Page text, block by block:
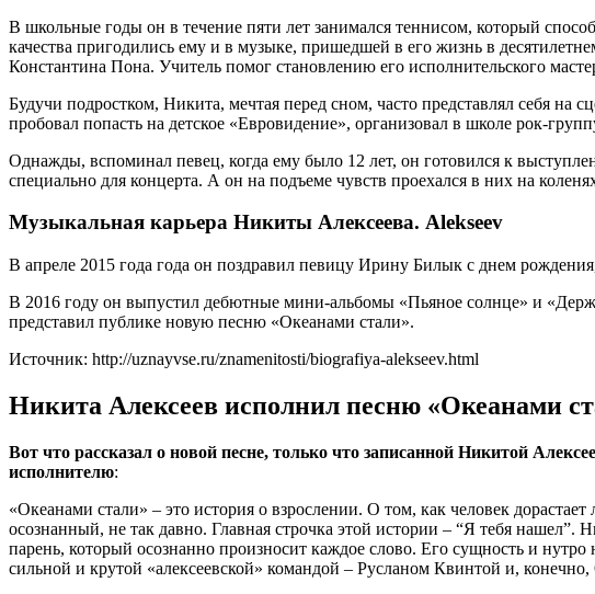
В школьные годы он в течение пяти лет занимался теннисом, который
качества пригодились ему и в музыке, пришедшей в его жизнь в
Константина Пона. Учитель помог становлению его исполнительского
Будучи подростком, Никита, мечтая перед сном, часто представлял себя
пробовал попасть на детское «Евровидение», организовал в школе рок-
Однажды, вспоминал певец, когда ему было 12 лет, он готовился к
специально для концерта. А он на подъеме чувств проехался в них на
Музыкальная карьера Никиты Алексеева. Alekseev
В апреле 2015 года года он поздравил певицу Ирину Билык с днем
В 2016 году он выпустил дебютные мини-альбомы «Пьяное солнце» и
представил публике новую песню «Океанами стали».
Источник: http://uznayvse.ru/znamenitosti/biografiya-alekseev.html
Никита Алексеев исполнил песню «Океанами
Вот что рассказал о новой песне, только что записанной Никитой
исполнителю:
«Океанами стали» – это история о взрослении. О том, как человек
осознанный, не так давно. Главная строчка этой истории – “Я тебя
парень, который осознанно произносит каждое слово. Его сущность и
сильной и крутой «алексеевской» командой – Русланом Квинтой и,